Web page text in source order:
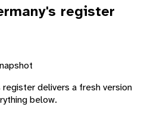
's register
register delivers a fresh version
below.